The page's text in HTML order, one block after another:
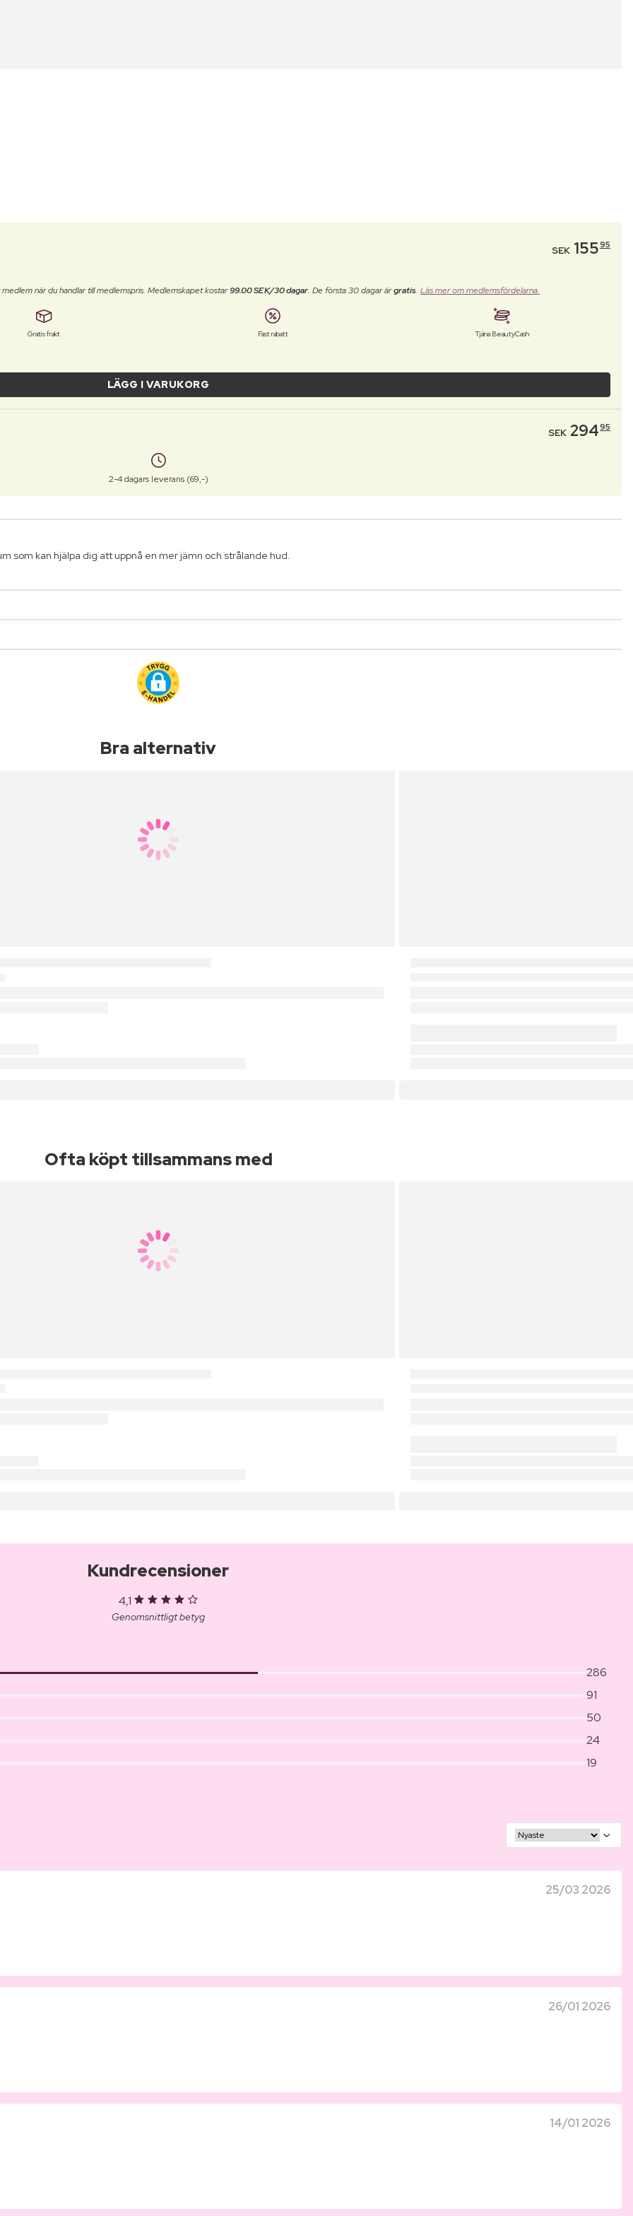
SEK 15595
när du handlar till medlemspris. Medlemskapet kostar99.00 SEK/30 dagar. De första 30 dagar ärgratis. Läs mer om medlemsfördelarna.
Gratis frakt Fast rabatt Tjäna BeautyCash
LÄGG I VARUKORG
SEK 29495
2-4 dagars leverans (69,-)
som kan hjälpa dig att uppnå en mer jämn och strålande hud.
Bra alternativ
Ofta köpt tillsammans med
Kundrecensioner
4,1
Genomsnittligt betyg
286
91
50
24
19
25/03 2026
26/01 2026
14/01 2026